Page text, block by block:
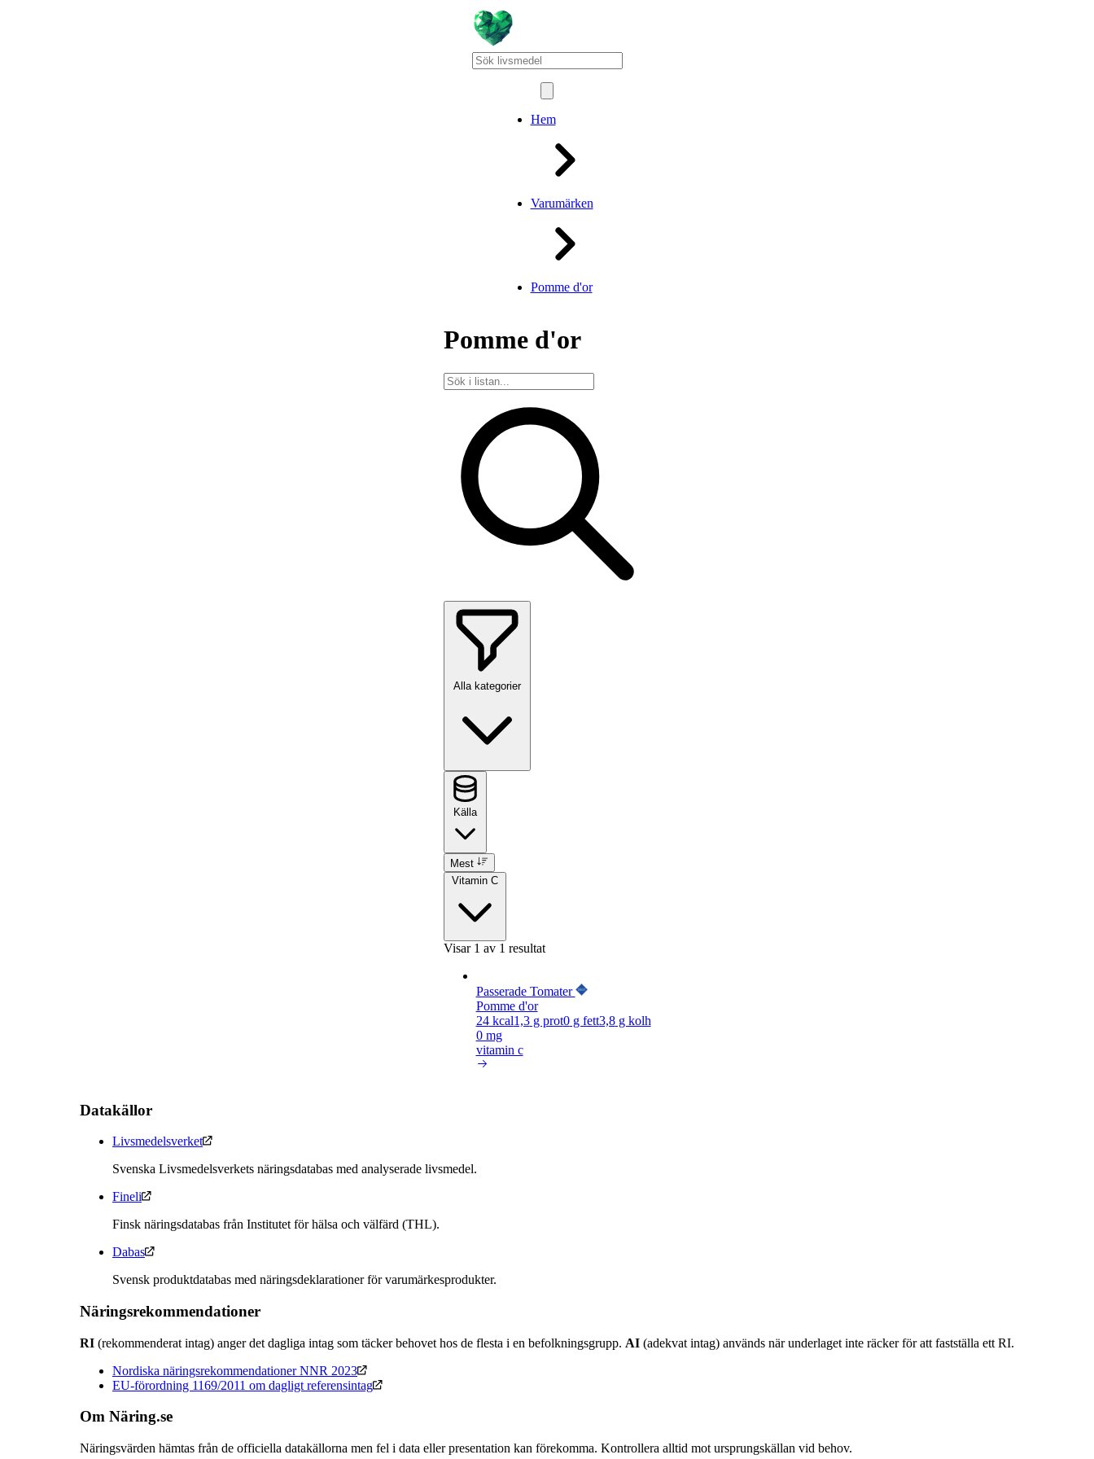
Hem
Varumärken
Pomme d'or
Pomme d'or
Alla kategorier
Källa
Mest
Vitamin C
Visar 1 av 1 resultat
Passerade Tomater
Pomme d'or
24kcal1,3g prot0g fett3,8g kolh
0 mg
vitamin c
Datakällor
Livsmedelsverket
Svenska Livsmedelsverkets näringsdatabas med analyserade livsmedel.
Fineli
Finsk näringsdatabas från Institutet för hälsa och välfärd (THL).
Dabas
Svensk produktdatabas med näringsdeklarationer för varumärkesprodukter.
Näringsrekommendationer
RI (rekommenderat intag) anger det dagliga intag som täcker behovet hos de flesta i en befolkningsgrupp. AI (adekvat intag) används när underlaget inte räcker för att fastställa ett RI.
Nordiska näringsrekommendationer NNR 2023
EU-förordning 1169/2011 om dagligt referensintag
Om Näring.se
Näringsvärden hämtas från de officiella datakällorna men fel i data eller presentation kan förekomma. Kontrollera alltid mot ursprungskällan vid behov.